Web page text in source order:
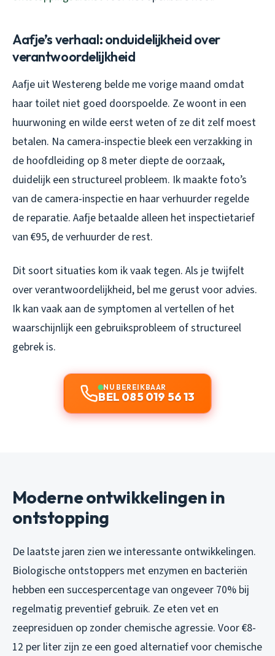
Aafje’s verhaal: onduidelijkheid over
verantwoordelijkheid
Aafje uit Westereng belde me vorige maand omdat
haar toilet niet goed doorspoelde. Ze woont in een
huurwoning en wilde eerst weten of ze dit zelf moest
betalen. Na camera-inspectie bleek een verzakking in
de hoofdleiding op 8 meter diepte de oorzaak,
duidelijk een structureel probleem. Ik maakte foto’s
van de camera-inspectie en haar verhuurder regelde
de reparatie. Aafje betaalde alleen het inspectietarief
van €95, de verhuurder de rest.
Dit soort situaties kom ik vaak tegen. Als je twijfelt
over verantwoordelijkheid, bel me gerust voor advies.
Ik kan vaak aan de symptomen al vertellen of het
waarschijnlijk een gebruiksprobleem of structureel
gebrek is.
NU BEREIKBAAR
BEL 085 019 56 13
Moderne ontwikkelingen in
ontstopping
De laatste jaren zien we interessante ontwikkelingen.
Biologische ontstoppers met enzymen en bacteriën
hebben een succespercentage van ongeveer 70% bij
regelmatig preventief gebruik. Ze eten vet en
zeepresiduen op zonder chemische agressie. Voor €8-
12 per liter zijn ze een goed alternatief voor chemische